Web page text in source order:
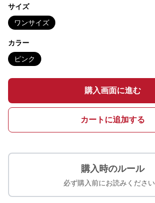
サイズ
ワンサイズ
カラー
ピンク
購入画面に進む
カートに追加する
購入時のルール
必ず購入前にお読みください